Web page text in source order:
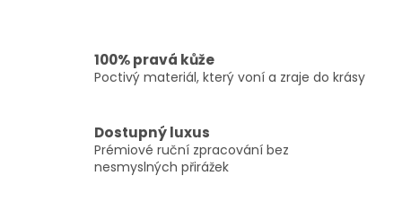
100% pravá kůže
Poctivý materiál, který voní a zraje do krásy
Dostupný luxus
Prémiové ruční zpracování bez
nesmyslných přirážek